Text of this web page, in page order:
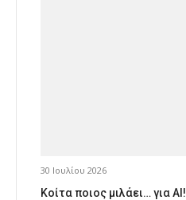
30 Ιουλίου 2026
Κοίτα ποιος μιλάει… για AI!